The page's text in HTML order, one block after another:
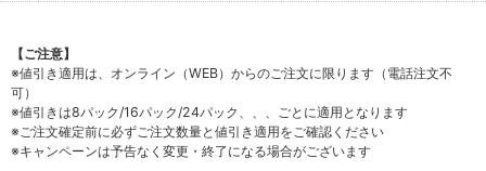
【ご注意】
※値引き適用は、オンライン（WEB）からのご注文に限ります（電話注文不
可）
※値引きは8パック/16パック/24パック、、、ごとに適用となります
※ご注文確定前に必ずご注文数量と値引き適用をご確認ください
※キャンペーンは予告なく変更・終了になる場合がございます